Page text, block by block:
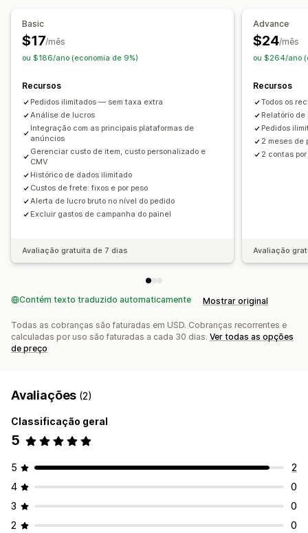
Atribuição de marketing
Acompanhamento de compra
Elementos visuais e relatórios
Painel de controle de análises
Relatórios personalizados
Exportação de dados Análise histórica
Operações financeiras
Deduções tributárias
Transações
Clientes
Mapeamento de tributos sobre vendas
Histórico de dados importados
Basic
$17/mês
ou $186/ano (economia de 9%)
Recursos
Pedidos ilimitados — sem taxa extra
Análise de lucros
Integração com as principais plataformas de
anúncios
Gerenciar custo de item, custo personalizado e
CMV
Histórico de dados ilimitado
Custos de frete: fixos e por peso
Alerta de lucro bruto no nível do pedido
Excluir gastos de campanha do painel
Avaliação gratuita de 7 dias
Advance
$24/mês
ou $264/ano
Recursos
Todos os
Relatório de
Pedidos
2 meses de
2 contas
Avaliação
Contém texto traduzido automaticamente Mostrar original
Todas as cobranças são faturadas em USD. Cobranças recorrentes e
calculadas por uso são faturadas a cada 30 dias. Ver todas as opções
de preço
Avaliações (2)
Classificação geral
5
5
2
4
0
3
0
2
0